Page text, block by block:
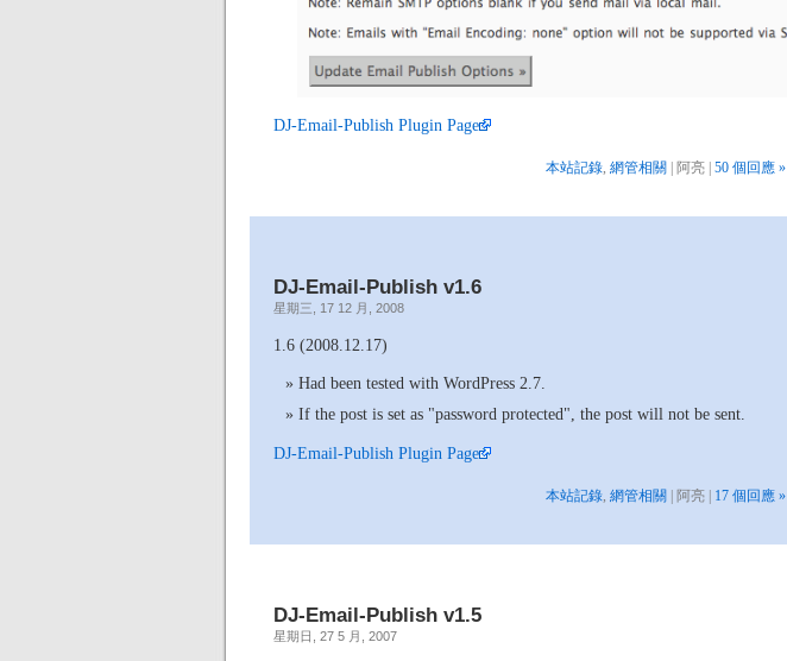
DJ-Email-Publish Plugin Page
本站記錄, 網管相關 | 阿亮 | 50 個回應 »
DJ-Email-Publish v1.6
星期三, 17 12 月, 2008
1.6 (2008.12.17)
Had been tested with WordPress 2.7.
If the post is set as "password protected", the post will not be sent.
DJ-Email-Publish Plugin Page
本站記錄, 網管相關 | 阿亮 | 17 個回應 »
DJ-Email-Publish v1.5
星期日, 27 5 月, 2007